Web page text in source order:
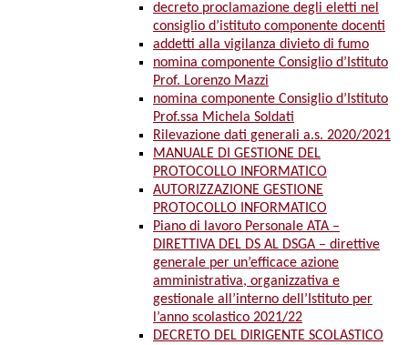
decreto proclamazione degli eletti nel
consiglio d’istituto componente docenti
addetti alla vigilanza divieto di fumo
nomina componente Consiglio d’Istituto
Prof. Lorenzo Mazzi
nomina componente Consiglio d’Istituto
Prof.ssa Michela Soldati
Rilevazione dati generali a.s. 2020/2021
MANUALE DI GESTIONE DEL
PROTOCOLLO INFORMATICO
AUTORIZZAZIONE GESTIONE
PROTOCOLLO INFORMATICO
Piano di lavoro Personale ATA –
DIRETTIVA DEL DS AL DSGA – direttive
generale per un’efficace azione
amministrativa, organizzativa e
gestionale all’interno dell’Istituto per
l’anno scolastico 2021/22
DECRETO DEL DIRIGENTE SCOLASTICO